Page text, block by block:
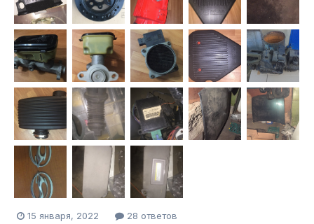
15 января, 2022 28 ответов